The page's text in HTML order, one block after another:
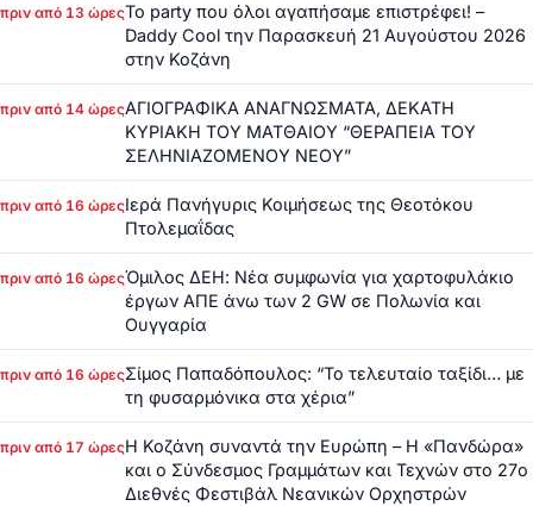
πριν από 13 ώρεςΤο party που όλοι αγαπήσαμε επιστρέφει! –
Daddy Cool την Παρασκευή 21 Αυγούστου 2026
στην Κοζάνη
πριν από 14 ώρεςΑΓΙΟΓΡΑΦΙΚΑ ΑΝΑΓΝΩΣΜΑΤΑ, ΔΕΚΑΤΗ
ΚΥΡΙΑΚΗ ΤΟΥ ΜΑΤΘΑΙΟΥ “ΘΕΡΑΠΕΙΑ ΤΟΥ
ΣΕΛΗΝΙΑΖΟΜΕΝΟΥ ΝΕΟΥ”
πριν από 16 ώρεςΙερά Πανήγυρις Κοιμήσεως της Θεοτόκου
Πτολεμαΐδας
πριν από 16 ώρεςΌμιλος ΔΕΗ: Νέα συμφωνία για χαρτοφυλάκιο
έργων ΑΠΕ άνω των 2 GW σε Πολωνία και
Ουγγαρία
πριν από 16 ώρεςΣίμος Παπαδόπουλος: “Το τελευταίο ταξίδι… με
τη φυσαρμόνικα στα χέρια”
πριν από 17 ώρεςΗ Κοζάνη συναντά την Ευρώπη – Η «Πανδώρα»
και ο Σύνδεσμος Γραμμάτων και Τεχνών στο 27ο
Διεθνές Φεστιβάλ Νεανικών Ορχηστρών